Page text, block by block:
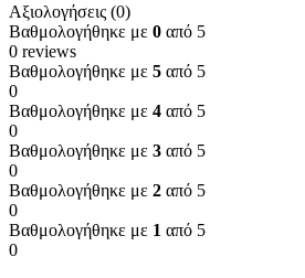
Αξιολογήσεις (0)
Βαθμολογήθηκε με 0 από 5
0 reviews
Βαθμολογήθηκε με 5 από 5
0
Βαθμολογήθηκε με 4 από 5
0
Βαθμολογήθηκε με 3 από 5
0
Βαθμολογήθηκε με 2 από 5
0
Βαθμολογήθηκε με 1 από 5
0